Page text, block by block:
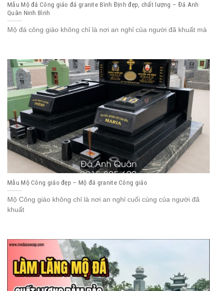
Mẫu Mộ đá Công giáo đá granite Bình Định đẹp, chất lượng – Đá Anh
Quân Ninh Bình
Mộ đá công giáo không chỉ là nơi an nghỉ của người đã khuất mà
Mẫu Mộ Công giáo đẹp – Mộ đá granite Công giáo
Mộ Công giáo không chỉ là nơi an nghỉ cuối cùng của người đã
khuất